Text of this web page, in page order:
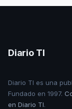
Diario TI
Diario TI es una
Fundado en 1997.
en Diario TI.